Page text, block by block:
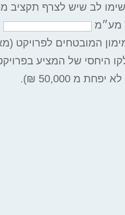
לב שיש לצרף תקציב
מע״מ
המובטחים לפרויקט
מ 50,000 ₪).